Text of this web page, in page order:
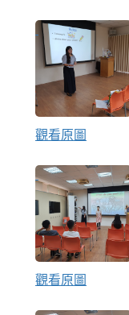
觀看原圖
觀看原圖